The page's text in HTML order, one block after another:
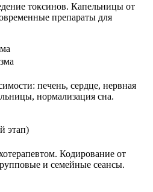
токсинов. Капельницы от
препараты для
печень, сердце, нервная
нормализация сна.
этап)
Кодирование от
и семейные сеансы.